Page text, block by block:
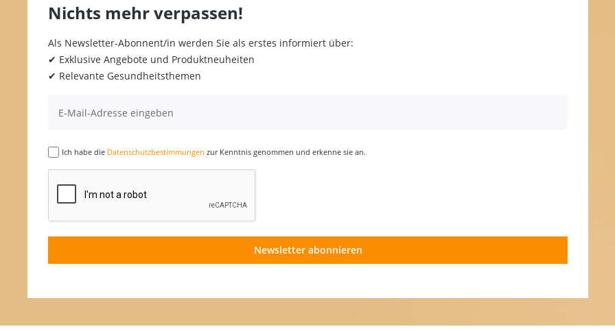
Nichts mehr verpassen!
Als Newsletter-Abonnent/in werden Sie als erstes informiert über:
✔ Exklusive Angebote und Produktneuheiten
✔ Relevante Gesundheitsthemen
Ich habe die Datenschutzbestimmungen zur Kenntnis genommen und erkenne sie an.
Newsletter abonnieren